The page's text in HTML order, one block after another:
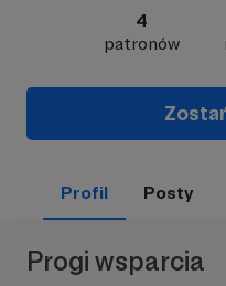
4
patronów
Profil Posty
Progi wsparcia